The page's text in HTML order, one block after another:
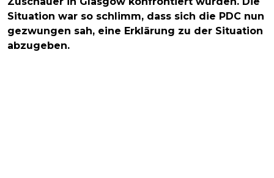
Situation war so schlimm, dass sich die PDC nun
gezwungen sah, eine Erklärung zu der Situation
abzugeben.